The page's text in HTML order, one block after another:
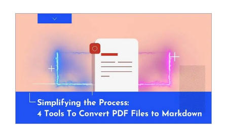
Gobierno
Freelancer
Explorar todas las características
PDFelement para Android
Centro de conocimiento
Explorar más
Plantillas de PDF gratuitas
Edita y personaliza plantillas gratuitas.
Descuento educativo